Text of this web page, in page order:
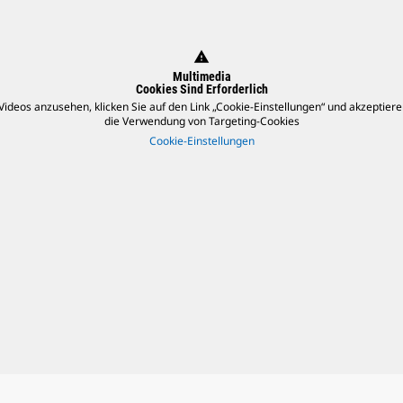
warning
Multimedia
Cookies Sind Erforderlich
anzusehen, klicken Sie auf den Link „Cookie-Einstellungen“ und
die Verwendung von Targeting-Cookies
Cookie-Einstellungen